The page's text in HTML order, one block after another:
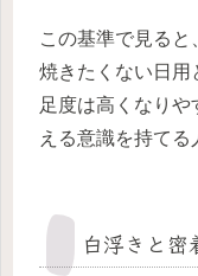
この基準で見ると
焼きたくない日用
足度は高くなり
える意識を持てる
白浮きと密